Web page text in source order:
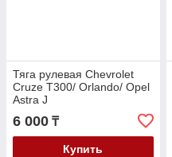
Тяга рулевая Chevrolet
Cruze T300/ Orlando/ Opel
Astra J
6 000 ₸
Купить